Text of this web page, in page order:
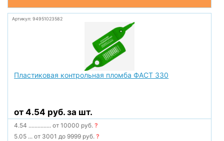
Артикул: 94951023582
Пластиковая контрольная пломба ФАСТ 330
от 4.54 руб. за шт.
4.54 ............... от 10000 руб.?
5.05 ... от 3001 до 9999 руб.?